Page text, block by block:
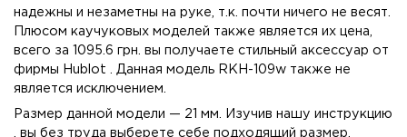
надежны и незаметны на руке, т.к. почти ничего не весят.
Плюсом каучуковых моделей также является их цена,
всего за 1095.6 грн. вы получаете стильный аксессуар от
фирмы Hublot . Данная модель RKH-109w также не
является исключением.
Размер данной модели — 21 мм. Изучив нашу инструкцию
, вы без труда выберете себе подходящий размер.